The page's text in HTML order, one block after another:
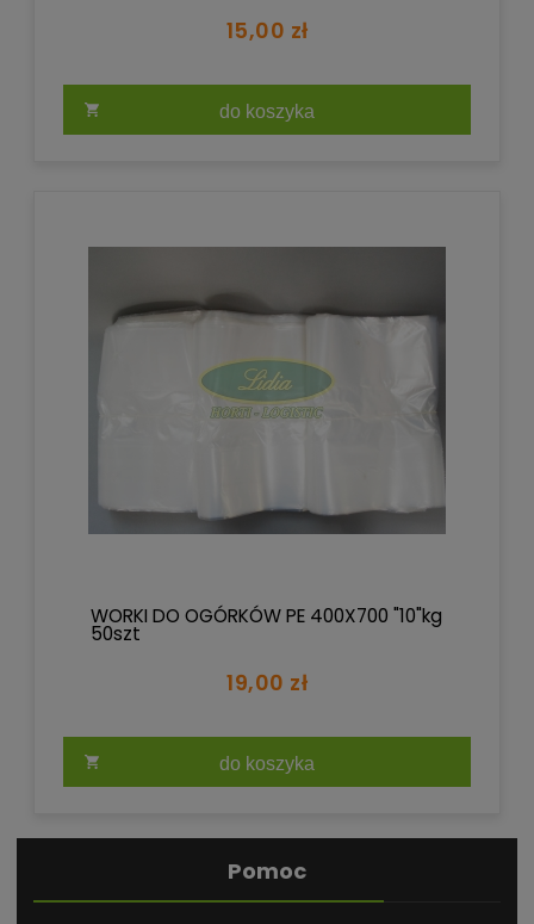
15,00 zł
do koszyka
WORKI DO OGÓRKÓW PE 400X700 "10"kg
50szt
19,00 zł
do koszyka
Pomoc